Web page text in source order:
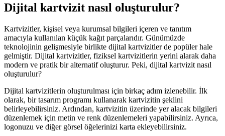
Dijital kartvizit nasıl oluşturulur?
Kartvizitler, kişisel veya kurumsal bilgileri içeren ve tanıtım
amacıyla kullanılan küçük kağıt parçalarıdır. Günümüzde
teknolojinin gelişmesiyle birlikte dijital kartvizitler de popüler hale
gelmiştir. Dijital kartvizitler, fiziksel kartvizitlerin yerini alarak daha
modern ve pratik bir alternatif oluşturur. Peki, dijital kartvizit nasıl
oluşturulur?
Dijital kartvizitlerin oluşturulması için birkaç adım izlenebilir. İlk
olarak, bir tasarım programı kullanarak kartvizitin şeklini
belirleyebilirsiniz. Ardından, kartvizitin üzerinde yer alacak bilgileri
düzenlemek için metin ve renk düzenlemeleri yapabilirsiniz. Ayrıca,
logonuzu ve diğer görsel öğelerinizi karta ekleyebilirsiniz.